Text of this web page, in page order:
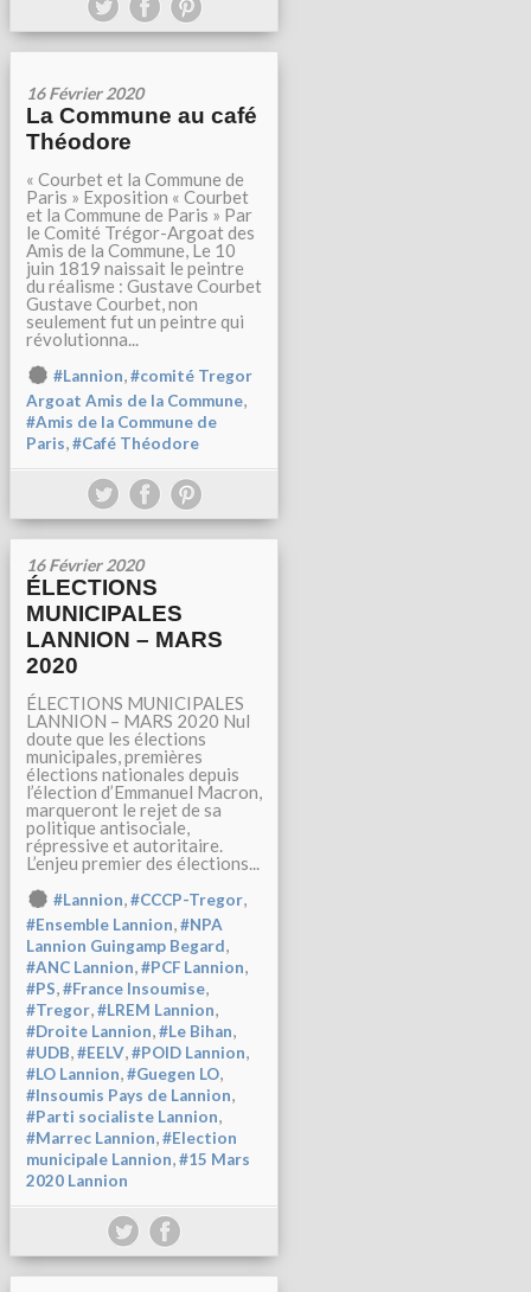
16 Février 2020
La Commune au café
Théodore
« Courbet et la Commune de
Paris » Exposition « Courbet
et la Commune de Paris » Par
le Comité Trégor-Argoat des
Amis de la Commune, Le 10
juin 1819 naissait le peintre
du réalisme : Gustave Courbet
Gustave Courbet, non
seulement fut un peintre qui
révolutionna...
#Lannion,#comité Tregor
Argoat Amis de la Commune,
#Amis de la Commune de
Paris,#Café Théodore
16 Février 2020
ÉLECTIONS
MUNICIPALES
LANNION – MARS
2020
ÉLECTIONS MUNICIPALES
LANNION – MARS 2020 Nul
doute que les élections
municipales, premières
élections nationales depuis
l’élection d’Emmanuel Macron,
marqueront le rejet de sa
politique antisociale,
répressive et autoritaire.
L’enjeu premier des élections...
#Lannion,#CCCP-Tregor,
#Ensemble Lannion,#NPA
Lannion Guingamp Begard,
#ANC Lannion,#PCF Lannion,
#PS,#France Insoumise,
#Tregor,#LREM Lannion,
#Droite Lannion,#Le Bihan,
#UDB,#EELV,#POID Lannion,
#LO Lannion,#Guegen LO,
#Insoumis Pays de Lannion,
#Parti socialiste Lannion,
#Marrec Lannion,#Election
municipale Lannion,#15 Mars
2020 Lannion